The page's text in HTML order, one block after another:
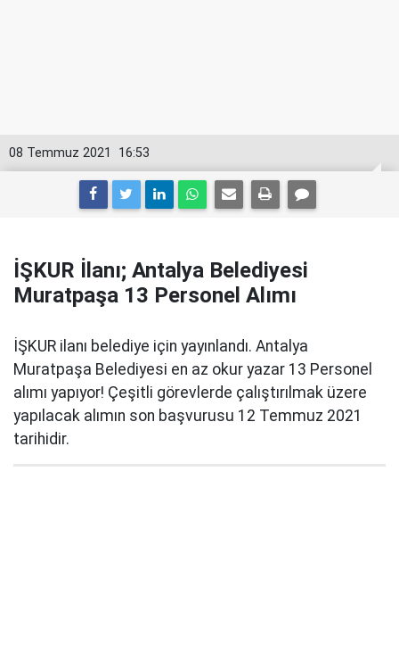
16:53
08 Temmuz 2021
İŞKUR İlanı; Antalya Belediyesi
Muratpaşa 13 Personel Alımı
İŞKUR ilanı belediye için yayınlandı. Antalya
Muratpaşa Belediyesi en az okur yazar 13 Personel
alımı yapıyor! Çeşitli görevlerde çalıştırılmak üzere
yapılacak alımın son başvurusu 12 Temmuz 2021
tarihidir.